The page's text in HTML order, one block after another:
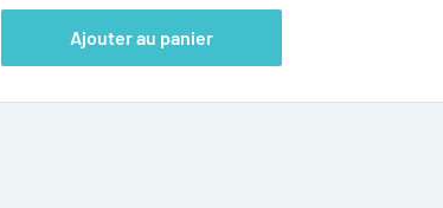
Ajouter au panier